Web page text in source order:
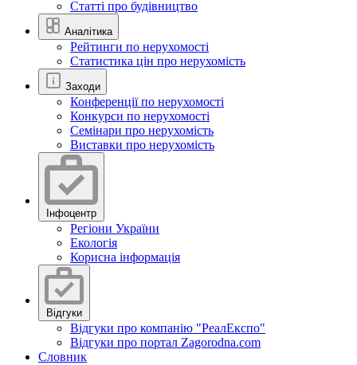
Статті про будівництво
Аналітика
Рейтинги по нерухомості
Статистика цін про нерухомість
Заходи
Конференції по нерухомості
Конкурси по нерухомості
Семінари про нерухомість
Виставки про нерухомість
Інфоцентр
Регіони України
Екологія
Корисна інформація
Відгуки
Відгуки про компанію "РеалЕкспо"
Відгуки про портал Zagorodna.com
Словник